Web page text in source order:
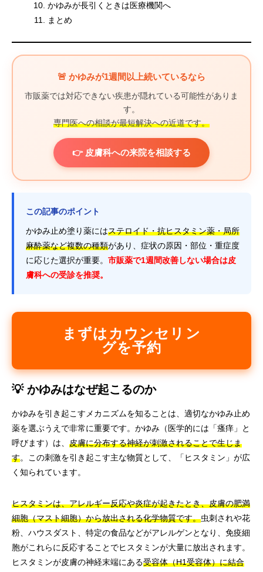
かゆみが長引くときは医療機関へ
まとめ
🚨 かゆみが1週間以上続いているなら
市販薬では対応できない疾患が隠れている可能性がありま
す。
専門医への相談が最短解決への近道です。
👉 皮膚科への来院を相談する
この記事のポイント
かゆみ止め塗り薬にはステロイド・抗ヒスタミン薬・局所
麻酔薬など複数の種類があり、症状の原因・部位・重症度
に応じた選択が重要。 市販薬で1週間改善しない場合は皮
膚科への受診を推奨。
まずはカウンセリン
グを予約
💡 かゆみはなぜ起こるのか
かゆみを引き起こすメカニズムを知ることは、適切なかゆみ止め
薬を選ぶうえで非常に重要です。かゆみ（医学的には「瘙痒」と
呼びます）は、 皮膚に分布する神経が刺激されることで生じま
す。この刺激を引き起こす主な物質として、「ヒスタミン」が広
く知られています。
ヒスタミンは、アレルギー反応や炎症が起きたとき、皮膚の肥満
細胞（マスト細胞）から放出される化学物質です。虫刺されや花
粉、ハウスダスト、特定の食品などがアレルゲンとなり、免疫細
胞がこれらに反応することでヒスタミンが大量に放出されます。
ヒスタミンが皮膚の神経末端にある受容体（H1受容体）に結合